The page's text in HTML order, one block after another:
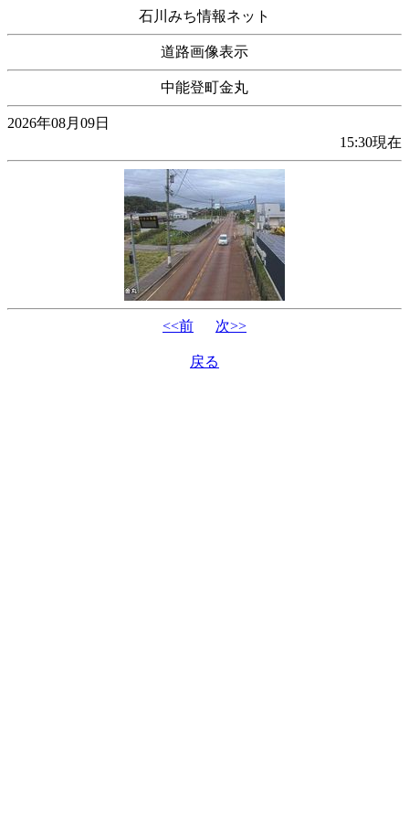
石川みち情報ネット
道路画像表示
中能登町金丸
2026年08月09日
15:30現在
<<前 次>>
戻る